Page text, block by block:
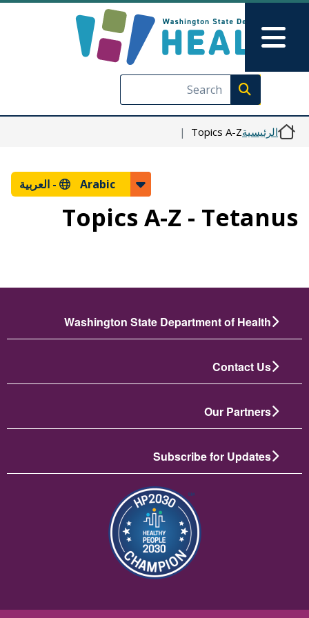
تجاوز إلى المحتوى الرئيسي
Skip to Feedback
Execute search
Main Menu
الرئيسيةTopics A-Z
Arabic - العربية
Topics A-Z - Tetanus
Washington State Department of Health
Contact Us
Our Partners
Subscribe for Updates
الصورة